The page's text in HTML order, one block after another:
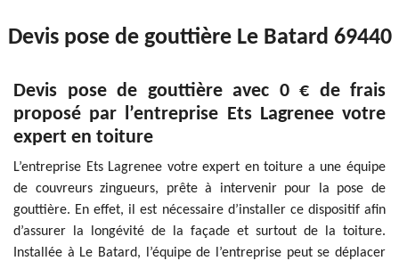
Devis pose de gouttière Le Batard 69440
Devis pose de gouttière avec 0 € de frais
proposé par l’entreprise Ets Lagrenee votre
expert en toiture
L’entreprise Ets Lagrenee votre expert en toiture a une équipe
de couvreurs zingueurs, prête à intervenir pour la pose de
gouttière. En effet, il est nécessaire d’installer ce dispositif afin
d’assurer la longévité de la façade et surtout de la toiture.
Installée à Le Batard, l’équipe de l’entreprise peut se déplacer